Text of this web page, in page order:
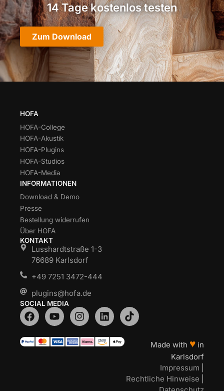
14 Tage kostenlos testen
Zum Download
HOFA
HOFA-College
HOFA-Akustik
HOFA-Plugins
HOFA-Studios
HOFA-Media
INFORMATIONEN
Download & Demo
Presse
Bestellung widerrufen
Über HOFA
KONTAKT
Lusshardtstraße 1-3
76689 Karlsdorf
+49 7251 3472-444
plugins@hofa.de
SOCIAL MEDIA
Made with ♥ in
Karlsdorf
Impressum
Rechtliche Hinweise